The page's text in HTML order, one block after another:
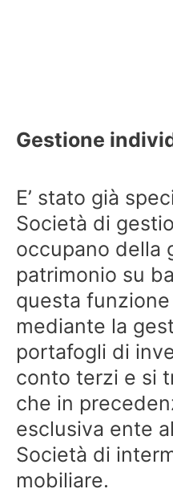
Gestione
E’ stato già
Società di
occupano della
patrimonio su
questa
mediante la
portafogli di
conto terzi e si
che in
esclusiva ente
Società di
mobiliare.